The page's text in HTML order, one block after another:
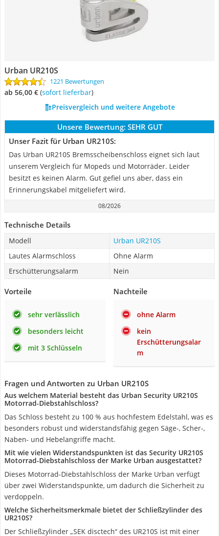
Urban UR210S
1221 Bewertungen
ab 56,00 € ( Sofort lieferbar)
Preisvergleich und weitere Angebote
Unsere Bewertung: SEHR GUT
Unser Fazit für Urban UR210S:
Das Urban UR210S Bremsscheibenschloss eignet sich laut
unserem Vergleich für Mopeds und Motorräder. Leider
besitzt es keinen Alarm. Gut gefiel uns aber, dass ein
Erinnerungskabel mitgeliefert wird.
08/2026
Technische Details
Modell
Urban UR210S
Lautes Alarmschloss
Ohne Alarm
Erschütterungsalarm
Nein
Vorteile
sehr verlässlich
besonders leicht
mit 3 Schlüsseln
Nachteile
ohne Alarm
kein
Erschütterungsalar
m
Fragen und Antworten zu Urban UR210S
Aus welchem Material besteht das Urban Security UR210S
Motorrad-Diebstahlschloss?
Das Schloss besteht zu 100 % aus hochfestem Edelstahl, was es
besonders robust und widerstandsfähig gegen Säge-, Scher-,
Naben- und Hebelangriffe macht.
Mit wie vielen Widerstandspunkten ist das Security UR210S
Motorrad-Diebstahlschloss der Marke Urban ausgestattet?
Dieses Motorrad-Diebstahlschloss der Marke Urban verfügt
über zwei Widerstandspunkte, um dadurch die Sicherheit zu
verdoppeln.
Welche Sicherheitsmerkmale bietet der Schließzylinder des
UR210S?
Der Schließzylinder „SEK disctech“ des UR210S ist mit einer